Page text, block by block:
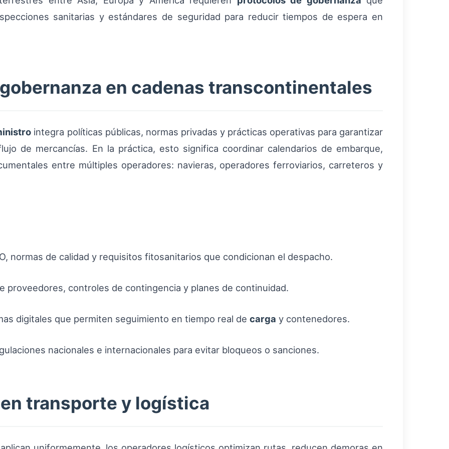
sanitarias y estándares de seguridad para reducir tiempos de espera en
en cadenas transcontinentales
integra políticas públicas, normas privadas y prácticas operativas para garantizar
de mercancías. En la práctica, esto significa coordinar calendarios de embarque,
entre múltiples operadores: navieras, operadores ferroviarios, carreteros y
normas de calidad y requisitos fitosanitarios que condicionan el despacho.
proveedores, controles de contingencia y planes de continuidad.
digitales que permiten seguimiento en tiempo real de carga y contenedores.
nacionales e internacionales para evitar bloqueos o sanciones.
transporte y logística